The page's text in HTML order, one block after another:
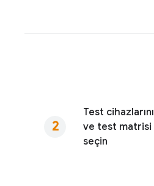
Test cihazlarını
ve test matrisi
seçin